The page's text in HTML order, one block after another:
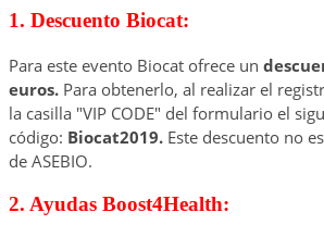
1. Descuento Biocat:
Para este evento Biocat ofrece un
euros. Para obtenerlo, al realizar el
la casilla "VIP CODE" del formulario el
código: Biocat2019. Este descuento no
de ASEBIO.
2. Ayudas Boost4Health: